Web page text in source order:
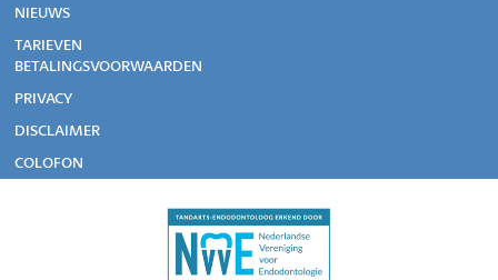
NIEUWS
TARIEVEN
BETALINGSVOORWAARDEN
PRIVACY
DISCLAIMER
COLOFON